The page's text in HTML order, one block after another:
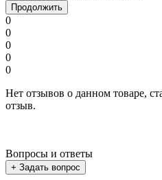
Продолжить
0
0
0
0
0
Нет отзывов о данном товаре,
отзыв.
Вопросы и ответы
+ Задать вопрос